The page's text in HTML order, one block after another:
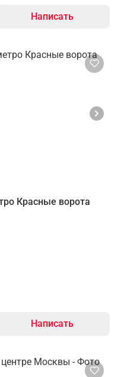
Написать
Красные ворота
Написать